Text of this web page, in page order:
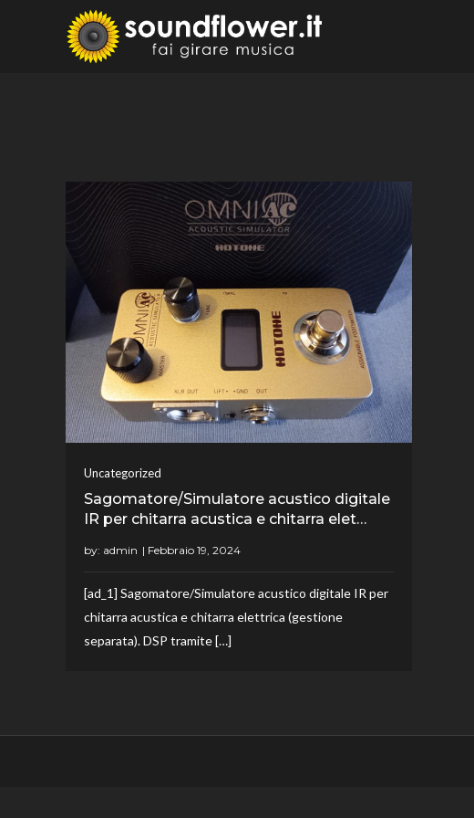
Uncategorized
Sagomatore/Simulatore acustico digitale
IR per chitarra acustica e chitarra elet…
by: admin
[ad_1] Sagomatore/Simulatore acustico digitale IR per
chitarra acustica e chitarra elettrica (gestione
separata). DSP tramite […]